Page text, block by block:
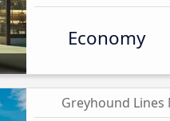
Economy
Greyhound Lines